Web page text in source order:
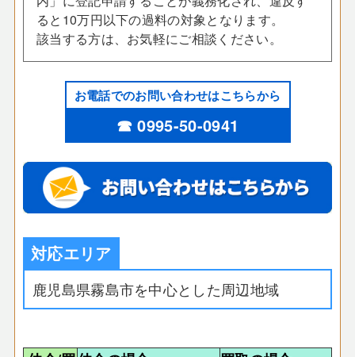
ると10万円以下の過料の対象となります。
該当する方は、お気軽にご相談ください。
お電話でのお問い合わせはこちらから
☎ 0995-50-0941
対応エリア
鹿児島県霧島市を中心とした周辺地域